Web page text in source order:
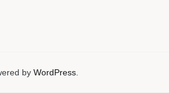
by WordPress